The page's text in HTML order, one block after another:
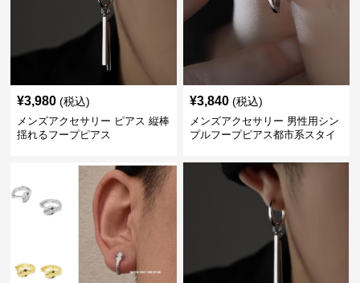
¥3,980 (税込)
メンズアクセサリー ピアス 縦棒
揺れるフープピアス
¥3,840 (税込)
メンズアクセサリー 男性用シン
プルフープピアス都市系スタイ